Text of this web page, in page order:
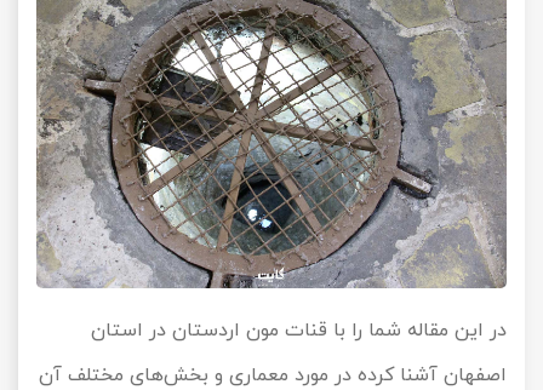
در این مقاله شما را با قنات مون اردستان در استان
اصفهان آشنا کرده در مورد معماری و بخش‌های مختلف آن